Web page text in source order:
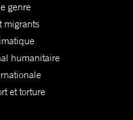
genre
migrants
humanitaire
et torture